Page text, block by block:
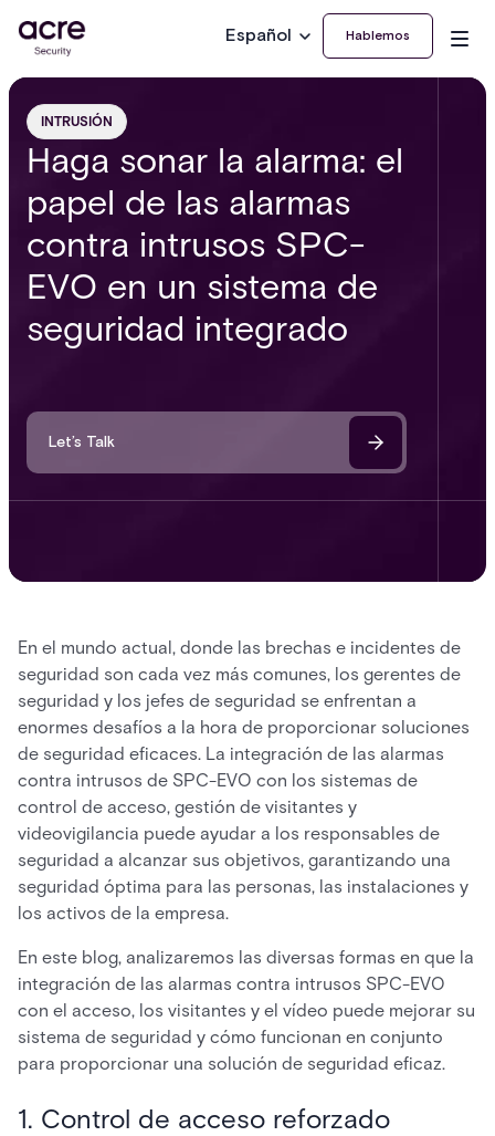
Español Hablemos
INTRUSIÓN
Haga sonar la alarma: el
papel de las alarmas
contra intrusos SPC-
EVO en un sistema de
seguridad integrado
Let’s Talk
En el mundo actual, donde las brechas e incidentes de
seguridad son cada vez más comunes, los gerentes de
seguridad y los jefes de seguridad se enfrentan a
enormes desafíos a la hora de proporcionar soluciones
de seguridad eficaces. La integración de las alarmas
contra intrusos de SPC-EVO con los sistemas de
control de acceso, gestión de visitantes y
videovigilancia puede ayudar a los responsables de
seguridad a alcanzar sus objetivos, garantizando una
seguridad óptima para las personas, las instalaciones y
los activos de la empresa.
En este blog, analizaremos las diversas formas en que la
integración de las alarmas contra intrusos SPC-EVO
con el acceso, los visitantes y el vídeo puede mejorar su
sistema de seguridad y cómo funcionan en conjunto
para proporcionar una solución de seguridad eficaz.
1. Control de acceso reforzado